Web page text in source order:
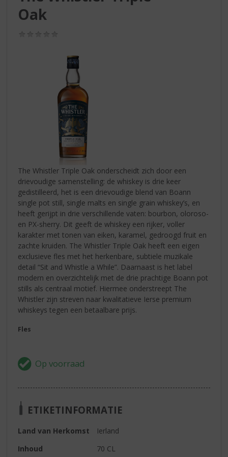
Oak
The Whistler Triple Oak onderscheidt zich door een
drievoudige samenstelling: de whiskey is drie keer
gedistilleerd, het is een drievoudige blend van Boann
single pot still, single malts en single grain whiskey’s, en
heeft gerijpt in drie verschillende vaten: bourbon, oloroso-
en PX-sherry. Dit geeft de whiskey een rijker, voller
karakter met tonen van eiken, karamel, gedroogd fruit en
zachte kruiden. The Whistler Triple Oak heeft een eigen
exclusieve fles met het herkenbare, subtiele muzikale
detail “Sit and Whistle a While”. Daarnaast is het label
modern en overzichtelijk met de drie prachtige Boann pot
stills als centraal motief. Hiermee onderstreept The
Whistler zijn streven naar kwalitatieve Ierse premium
whiskeys tegen een betaalbare prijs.
Fles
ETIKETINFORMATIE
Land van Herkomst
Ierland
Inhoud
70 CL